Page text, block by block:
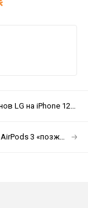
iPhone 12 и 12 mini
в этом году»